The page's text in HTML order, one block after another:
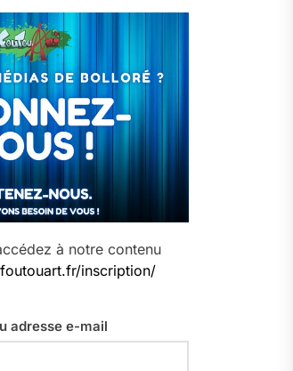
à notre contenu
inscription/
adresse e-mail